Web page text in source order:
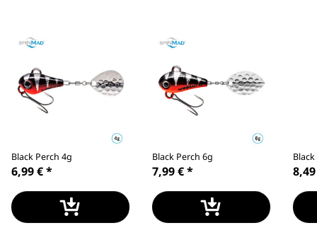
Black Perch 4g
6,99 €*
Black Perch 6g
7,99 €*